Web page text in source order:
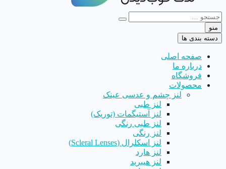
منو
دسته بندی ها
صفحه اصلی
درباره ما
فروشگاه
محصولات
لنز چشم و عدسی عینک
لنز طبی
لنز آستیگمات (توریک)
لنز طبی رنگی
لنز رنگی
لنز اسکلرال (Scleral Lenses)
لنز هارد
لنز هیبرید